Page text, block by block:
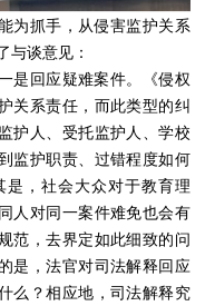
抓手，从侵害监护关系
与谈意见：
回应疑难案件。《侵权
关系责任，而此类型的纠
护人、受托监护人、学校
监护职责、过错程度如何
，社会大众对于教育理
人对同一案件难免也会有
范，去界定如此细致的问
是，法官对司法解释回应
么？相应地，司法解释究